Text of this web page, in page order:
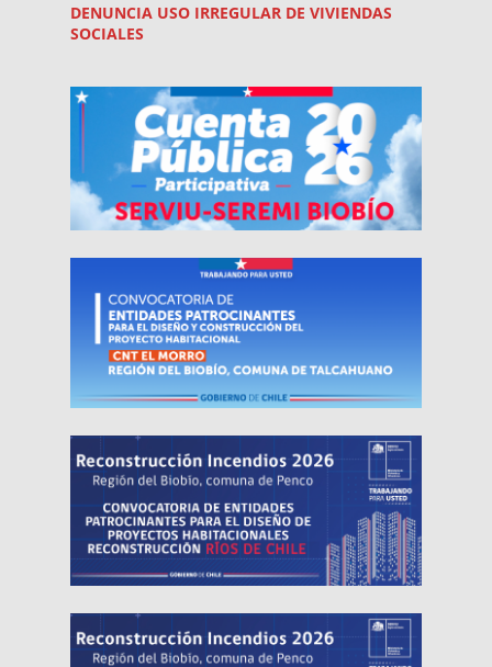
DENUNCIA USO IRREGULAR DE VIVIENDAS
SOCIALES